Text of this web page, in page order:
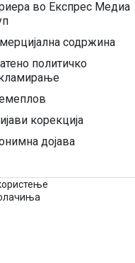
во Експрес Медиа
содржина
политичко
корекција
дојава